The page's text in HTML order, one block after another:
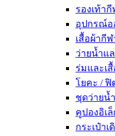
รองเท้ากี
อุปกรณ์อ
เสื้อผ้ากีฬ
ว่ายน้ำแ
ร่มและเ
โยคะ / ฟิ
ชุดว่ายน้ำ
คูปองอิเ
กระเป๋าเ